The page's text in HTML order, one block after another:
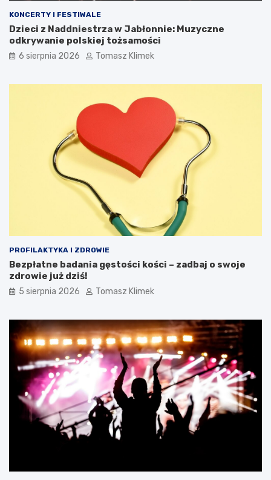
KONCERTY I FESTIWALE
Dzieci z Naddniestrza w Jabłonnie: Muzyczne
odkrywanie polskiej tożsamości
6 sierpnia 2026 Tomasz Klimek
PROFILAKTYKA I ZDROWIE
Bezpłatne badania gęstości kości – zadbaj o swoje
zdrowie już dziś!
5 sierpnia 2026 Tomasz Klimek